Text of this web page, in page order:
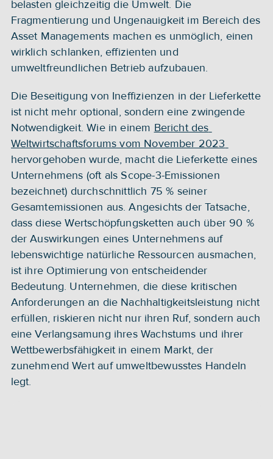
belasten gleichzeitig die Umwelt. Die
Fragmentierung und Ungenauigkeit im Bereich des
Asset Managements machen es unmöglich, einen
wirklich schlanken, effizienten und
umweltfreundlichen Betrieb aufzubauen.
Die Beseitigung von Ineffizienzen in der Lieferkette
ist nicht mehr optional, sondern eine zwingende
Notwendigkeit. Wie in einem Bericht des
hervorgehoben wurde, macht die Lieferkette eines
Unternehmens (oft als Scope-3-Emissionen
bezeichnet) durchschnittlich 75 % seiner
Gesamtemissionen aus. Angesichts der Tatsache,
dass diese Wertschöpfungsketten auch über 90 %
der Auswirkungen eines Unternehmens auf
lebenswichtige natürliche Ressourcen ausmachen,
ist ihre Optimierung von entscheidender
Bedeutung. Unternehmen, die diese kritischen
Anforderungen an die Nachhaltigkeitsleistung nicht
erfüllen, riskieren nicht nur ihren Ruf, sondern auch
eine Verlangsamung ihres Wachstums und ihrer
Wettbewerbsfähigkeit in einem Markt, der
zunehmend Wert auf umweltbewusstes Handeln
legt.